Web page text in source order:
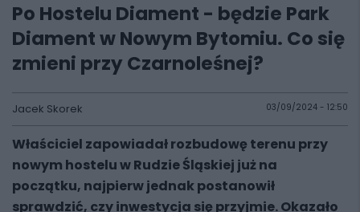
Po Hostelu Diament - będzie Park
Diament w Nowym Bytomiu. Co się
zmieni przy Czarnoleśnej?
Jacek Skorek 03/09/2024 - 12:50
Właściciel zapowiadał rozbudowę terenu przy
nowym hostelu w Rudzie Śląskiej już na
początku, najpierw jednak postanowił
sprawdzić, czy inwestycja się przyjmie. Okazało